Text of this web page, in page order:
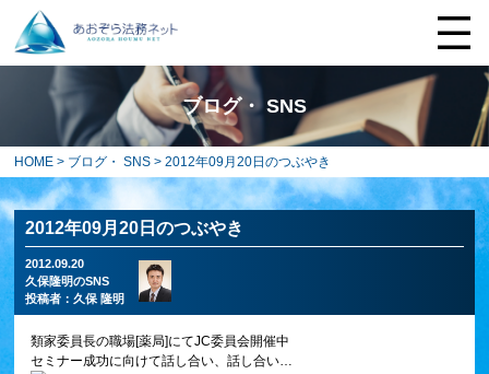
ブログ・ SNS
HOME > ブログ・ SNS > 2012年09月20日のつぶやき
2012年09月20日のつぶやき
2012.09.20
久保隆明のSNS
投稿者：久保 隆明
類家委員長の職場[薬局]にてJC委員会開催中
セミナー成功に向けて話し合い、話し合い…